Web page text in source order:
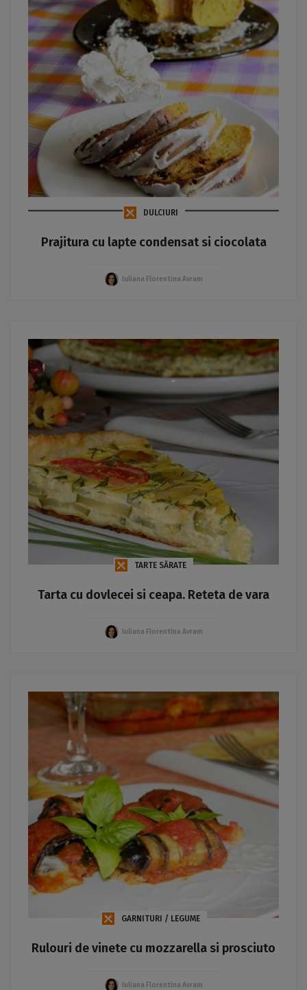
DULCIURI
Prajitura cu lapte condensat si ciocolata
Iuliana Florentina Avram
TARTE SĂRATE
Tarta cu dovlecei si ceapa. Reteta de vara
Iuliana Florentina Avram
GARNITURI / LEGUME
Rulouri de vinete cu mozzarella si prosciuto
Iuliana Florentina Avram